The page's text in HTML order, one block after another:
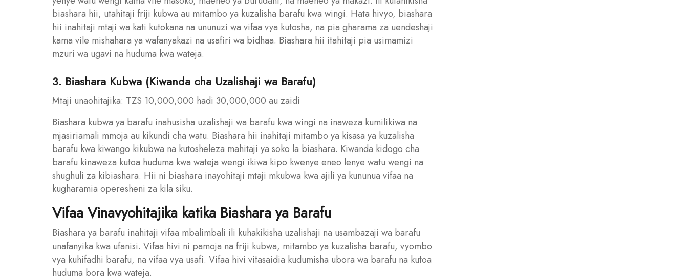
biashara hii, utahitaji friji kubwa au mitambo ya kuzalisha barafu kwa wingi. Hata hivyo, biashara
hii inahitaji mtaji wa kati kutokana na ununuzi wa vifaa vya kutosha, na pia gharama za uendeshaji
kama vile mishahara ya wafanyakazi na usafiri wa bidhaa. Biashara hii itahitaji pia usimamizi
mzuri wa ugavi na huduma kwa wateja.
3. Biashara Kubwa (Kiwanda cha Uzalishaji wa Barafu)
Mtaji unaohitajika: TZS 10,000,000 hadi 30,000,000 au zaidi
Biashara kubwa ya barafu inahusisha uzalishaji wa barafu kwa wingi na inaweza kumilikiwa na
mjasiriamali mmoja au kikundi cha watu. Biashara hii inahitaji mitambo ya kisasa ya kuzalisha
barafu kwa kiwango kikubwa na kutosheleza mahitaji ya soko la biashara. Kiwanda kidogo cha
barafu kinaweza kutoa huduma kwa wateja wengi ikiwa kipo kwenye eneo lenye watu wengi na
shughuli za kibiashara. Hii ni biashara inayohitaji mtaji mkubwa kwa ajili ya kununua vifaa na
kugharamia operesheni za kila siku.
Vifaa Vinavyohitajika katika Biashara ya Barafu
Biashara ya barafu inahitaji vifaa mbalimbali ili kuhakikisha uzalishaji na usambazaji wa barafu
unafanyika kwa ufanisi. Vifaa hivi ni pamoja na friji kubwa, mitambo ya kuzalisha barafu, vyombo
vya kuhifadhi barafu, na vifaa vya usafi. Vifaa hivi vitasaidia kudumisha ubora wa barafu na kutoa
huduma bora kwa wateja.